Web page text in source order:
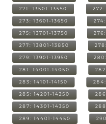
271: 13501-13550 272:
273: 13601-13650
275: 13701-13750
277: 13801-13850
279: 13901-13950
281: 14001-14050
283: 14101-14150 284:
285: 14201-14250
287: 14301-14350
289: 14401-14450